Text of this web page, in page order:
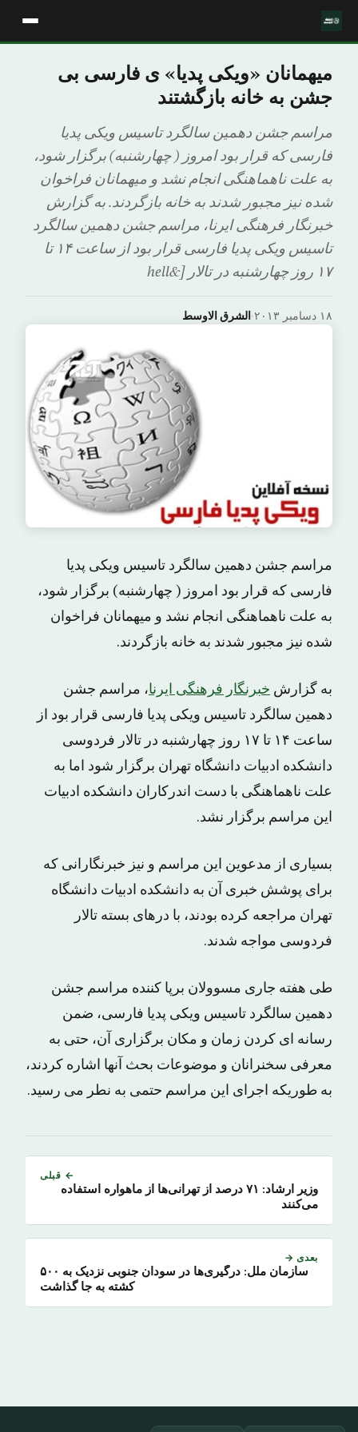
میهمانان «ویکی پدیا» ی فارسی بی
جشن به خانه بازگشتند
مراسم جشن دهمین سالگرد تاسیس ویکی پدیا
فارسی که قرار بود امروز ( چهارشنبه) برگزار شود،
به علت ناهماهنگی انجام نشد و میهمانان فراخوان
شده نیز مجبور شدند به خانه بازگردند. به گزارش
خبرنگار فرهنگی ایرنا، مراسم جشن دهمین سالگرد
تاسیس ویکی پدیا فارسی قرار بود از ساعت ۱۴ تا
۱۷ روز چهارشنبه در تالار [&hell
الشرق الاوسط· ۱۸ دسامبر ۲۰۱۳
مراسم جشن دهمین سالگرد تاسیس ویکی پدیا
فارسی که قرار بود امروز ( چهارشنبه) برگزار شود،
به علت ناهماهنگی انجام نشد و میهمانان فراخوان
شده نیز مجبور شدند به خانه بازگردند.
به گزارش خبرنگار فرهنگی ایرنا، مراسم جشن
دهمین سالگرد تاسیس ویکی پدیا فارسی قرار بود از
ساعت ۱۴ تا ۱۷ روز چهارشنبه در تالار فردوسی
دانشکده ادبیات دانشگاه تهران برگزار شود اما به
علت ناهماهنگی با دست اندرکاران دانشکده ادبیات
این مراسم برگزار نشد.
بسیاری از مدعوین این مراسم و نیز خبرنگارانی که
برای پوشش خبری آن به دانشکده ادبیات دانشگاه
تهران مراجعه کرده بودند، با درهای بسته تالار
فردوسی مواجه شدند.
طی هفته جاری مسوولان برپا کننده مراسم جشن
دهمین سالگرد تاسیس ویکی پدیا فارسی، ضمن
رسانه ای کردن زمان و مکان برگزاری آن، حتی به
معرفی سخنرانان و موضوعات بحث آنها اشاره کردند،
به طوریکه اجرای این مراسم حتمی به نطر می رسید.
← قبلی
وزیر ارشاد: ۷۱ درصد از تهرانی‌ها از ماهواره استفاده
می‌کنند
بعدی →
سازمان ملل: درگیری‌ها در سودان جنوبی نزدیک به ۵۰۰
کشته به جا گذاشت